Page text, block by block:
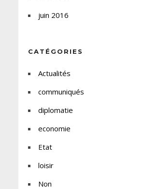
juin 2016
CATÉGORIES
Actualités
communiqués
diplomatie
economie
Etat
loisir
Non